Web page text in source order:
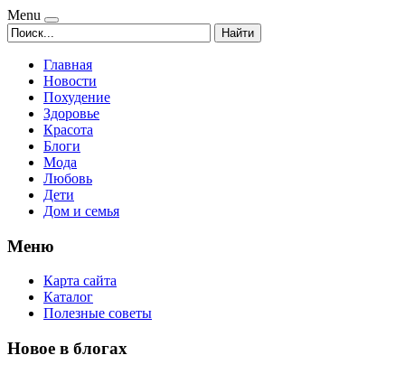
Menu
Найти
Главная
Новости
Похудение
Здоровье
Красота
Блоги
Мода
Любовь
Дети
Дом и семья
Меню
Карта сайта
Каталог
Полезные советы
Новое в блогах